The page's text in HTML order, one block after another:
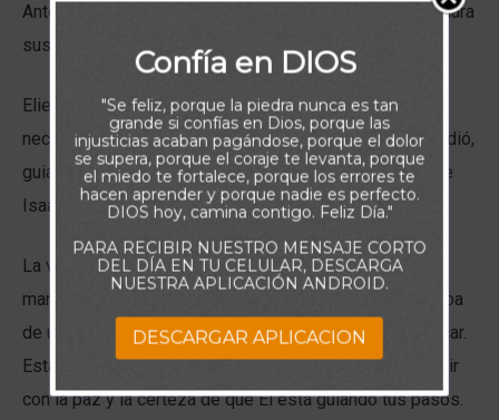
Antes de dar un solo paso, oró, pidiendo a Dios que guiara
sus acciones y le concediera éxito.
Eliezer no confiaba solo en su propio juicio; sabía que
necesitaba la dirección divina. Y pronto, Dios le respondió,
guiándolo directamente a Rebeca, la esposa elegida de
Isaac.
La verdadera alegría del viaje de Eliezer vino al ver la
mano de Dios en cada detalle, al ver cómo todo encajaba
de una manera que solo la dirección divina podía explicar.
Esta misma bendición es la que Dios te ofrece hoy: vivir
con la paz y la certeza de que Él está guiando tus pasos.
Confía en DIOS
"Se feliz, porque la piedra nunca es tan
grande si confías en Dios, porque las
injusticias acaban pagándose, porque el dolor
se supera, porque el coraje te levanta, porque
el miedo te fortalece, porque los errores te
hacen aprender y porque nadie es perfecto.
DIOS hoy, camina contigo. Feliz Día."
PARA RECIBIR NUESTRO MENSAJE CORTO
DEL DÍA EN TU CELULAR, DESCARGA
NUESTRA APLICACIÓN ANDROID.
DESCARGAR APLICACION